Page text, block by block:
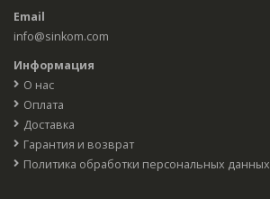
Email
info@sinkom.com
Информация
О нас
Оплата
Доставка
Гарантия и возврат
Политика обработки персональных данных